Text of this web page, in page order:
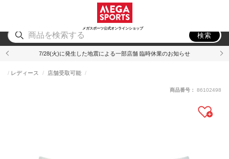
メガスポーツ公式オンラインショップ
アウトドア
検索
7/28(火)に発生した地震による一部店舗 臨時休業のお知らせ
レディース 店舗受取可能
商品番号： 86102498